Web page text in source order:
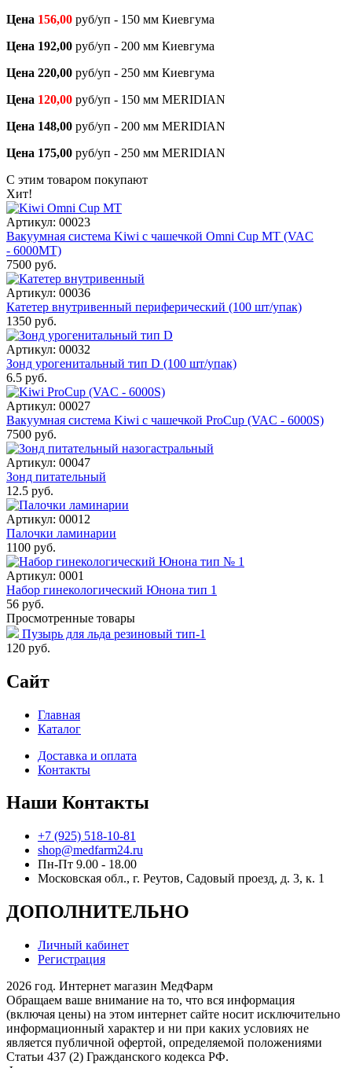
Цена 156,00 руб/уп - 150 мм Киевгума
Цена 192,00 руб/уп - 200 мм Киевгума
Цена 220,00 руб/уп - 250 мм Киевгума
Цена 120,00 руб/уп - 150 мм MERIDIAN
Цена 148,00 руб/уп - 200 мм MERIDIAN
Цена 175,00 руб/уп - 250 мм MERIDIAN
С этим товаром покупают
Хит!
Артикул: 00023
Вакуумная система Kiwi с чашечкой Omni Cup MT (VAC
- 6000МТ)
7500 руб.
Артикул: 00036
Катетер внутривенный периферический (100 шт/упак)
1350 руб.
Артикул: 00032
Зонд урогенитальный тип D (100 шт/упак)
6.5 руб.
Артикул: 00027
Вакуумная система Kiwi с чашечкой ProCup (VAC - 6000S)
7500 руб.
Артикул: 00047
Зонд питательный
12.5 руб.
Артикул: 00012
Палочки ламинарии
1100 руб.
Артикул: 0001
Набор гинекологический Юнона тип 1
56 руб.
Просмотренные товары
Пузырь для льда резиновый тип-1
120 руб.
Сайт
Главная
Каталог
Доставка и оплата
Контакты
Наши Контакты
+7 (925) 518-10-81
shop@medfarm24.ru
Пн-Пт 9.00 - 18.00
Московская обл., г. Реутов, Садовый проезд, д. 3, к. 1
ДОПОЛНИТЕЛЬНО
Личный кабинет
Регистрация
2026 год. Интернет магазин МедФарм
Обращаем ваше внимание на то, что вся информация
(включая цены) на этом интернет сайте носит исключительно
информационный характер и ни при каких условиях не
является публичной офертой, определяемой положениями
Статьи 437 (2) Гражданского кодекса РФ.